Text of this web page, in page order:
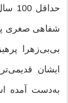
شفاهی صغری
بی‌بی‌زهرا
ایشان
به‌دست آمده